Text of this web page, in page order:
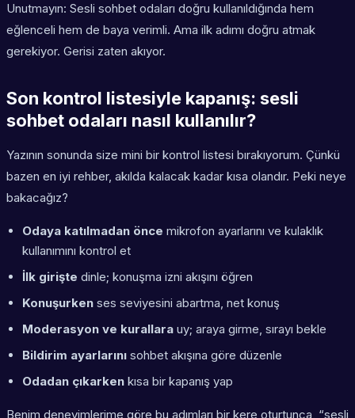
Unutmayın: Sesli sohbet odaları doğru kullanıldığında hem
eğlenceli hem de baya verimli. Ama ilk adımı doğru atmak
gerekiyor. Gerisi zaten akıyor.
Son kontrol listesiyle kapanış: sesli
sohbet odaları nasıl kullanılır?
Yazının sonunda size mini bir kontrol listesi bırakıyorum. Çünkü
bazen en iyi rehber, akılda kalacak kadar kısa olandır. Peki neye
bakacağız?
Odaya katılmadan önce mikrofon ayarlarını ve kulaklık
kullanımını kontrol et
İlk girişte dinle; konuşma izni akışını öğren
Konuşurken ses seviyesini abartma, net konuş
Moderasyon ve kurallara uy; araya girme, sırayı bekle
Bildirim ayarlarını sohbet akışına göre düzenle
Odadan çıkarken kısa bir kapanış yap
Benim deneyimlerime göre bu adımları bir kere oturtunca, “sesli